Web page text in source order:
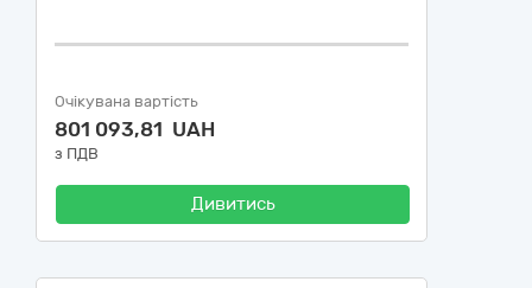
Очікувана вартість
801 093,81 UAH
з ПДВ
Дивитись